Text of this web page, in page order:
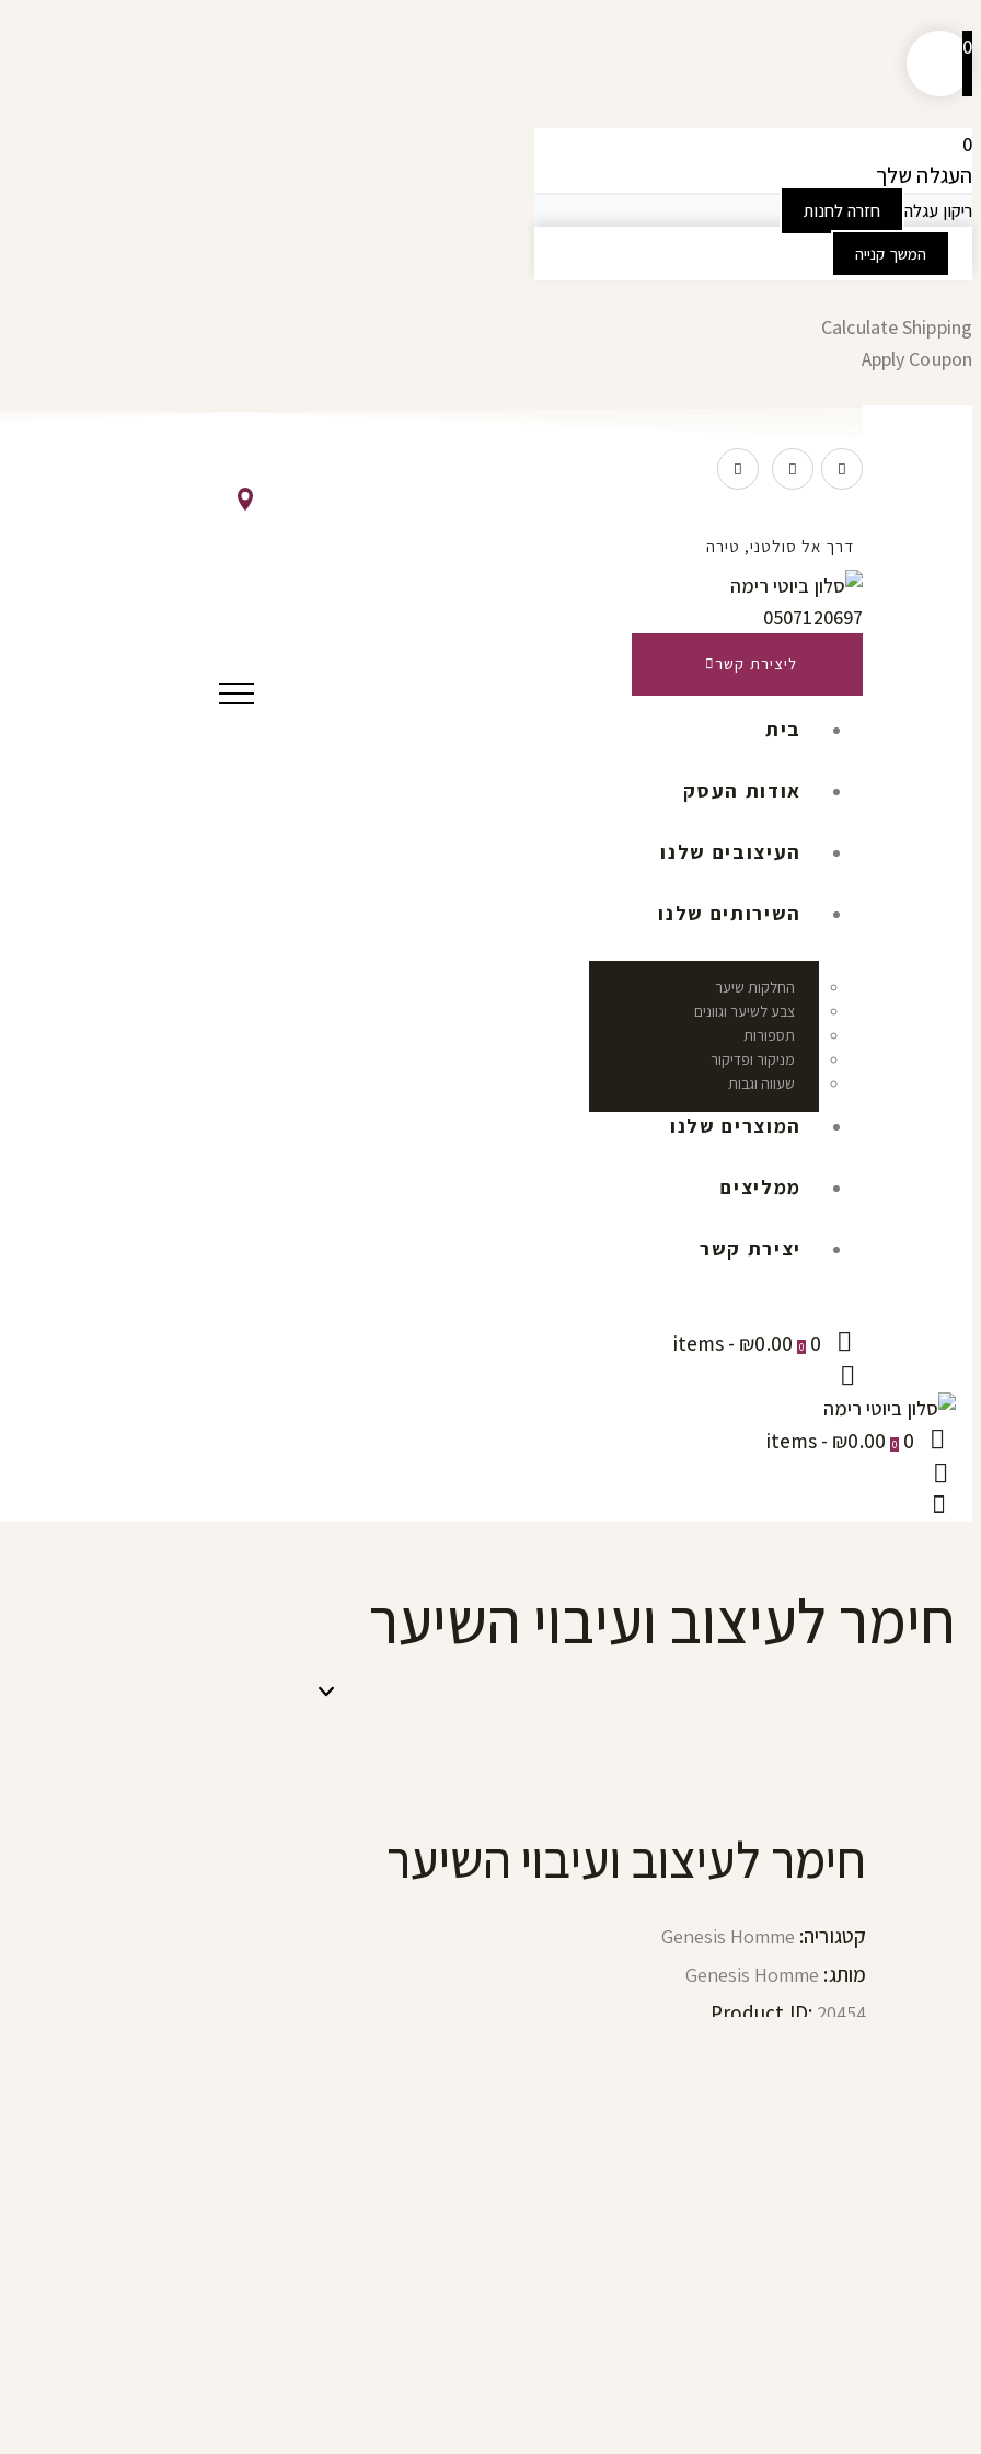
0
0
העגלה שלך
ריקון עגלה חזרה לחנות
המשך קנייה
Calculate Shipping
Apply Coupon
דרך אל סולטני, טירה
0507120697
ליצירת קשר
בית
אודות העסק
העיצובים שלנו
השירותים שלנו
החלקות שיער
צבע לשיער וגוונים
תספורות
מניקור ופדיקור
שעווה וגבות
המוצרים שלנו
ממליצים
יצירת קשר
0 items
- ₪0.00 0
0 items
- ₪0.00 0
חימר לעיצוב ועיבוי השיער
חימר לעיצוב ועיבוי השיער
קטגוריה: Genesis Homme
מותג: Genesis Homme
Product ID: 20454